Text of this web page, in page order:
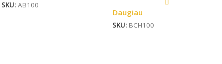
SKU: AB100
Daugiau
SKU: BCH100